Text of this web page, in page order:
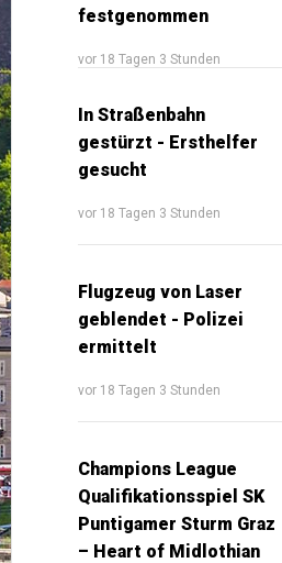
festgenommen
vor 18 Tagen 3 Stunden
In Straßenbahn
gestürzt - Ersthelfer
gesucht
vor 18 Tagen 3 Stunden
Flugzeug von Laser
geblendet - Polizei
ermittelt
vor 18 Tagen 3 Stunden
Champions League
Qualifikationsspiel SK
Puntigamer Sturm Graz
– Heart of Midlothian